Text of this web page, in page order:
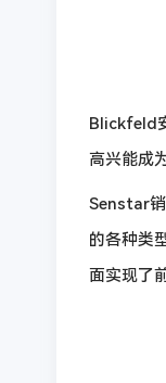
Blickfeld
高兴能成
Senstar
的各种类
面实现了